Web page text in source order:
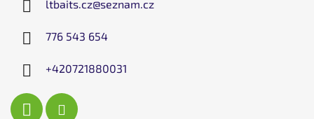
ltbaits.cz@seznam.cz
776 543 654
+420721880031